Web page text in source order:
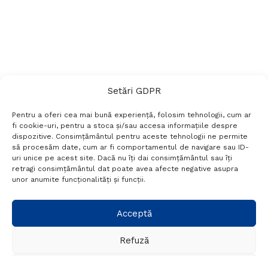
Setări GDPR
Pentru a oferi cea mai bună experiență, folosim tehnologii, cum ar
fi cookie-uri, pentru a stoca și/sau accesa informațiile despre
dispozitive. Consimțământul pentru aceste tehnologii ne permite
să procesăm date, cum ar fi comportamentul de navigare sau ID-
uri unice pe acest site. Dacă nu îți dai consimțământul sau îți
retragi consimțământul dat poate avea afecte negative asupra
unor anumite funcționalități și funcții.
Acceptă
Refuză
Termeni si conditii
Politică de confidențialitate
Politica cookies
Setări GDPR
+40 788 760 194